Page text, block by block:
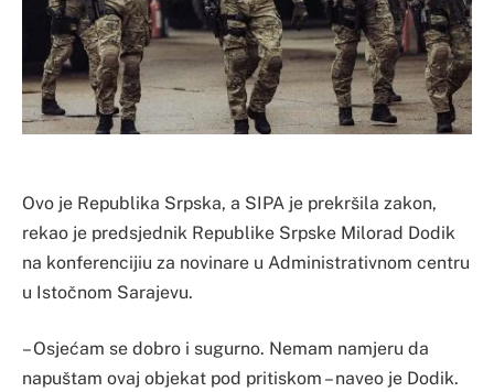
Ovo je Republika Srpska, a SIPA je prekršila zakon,
rekao je predsjednik Republike Srpske Milorad Dodik
na konferencijiu za novinare u Administrativnom centru
u Istočnom Sarajevu.
– Osjećam se dobro i sugurno. Nemam namjeru da
napuštam ovaj objekat pod pritiskom – naveo je Dodik.